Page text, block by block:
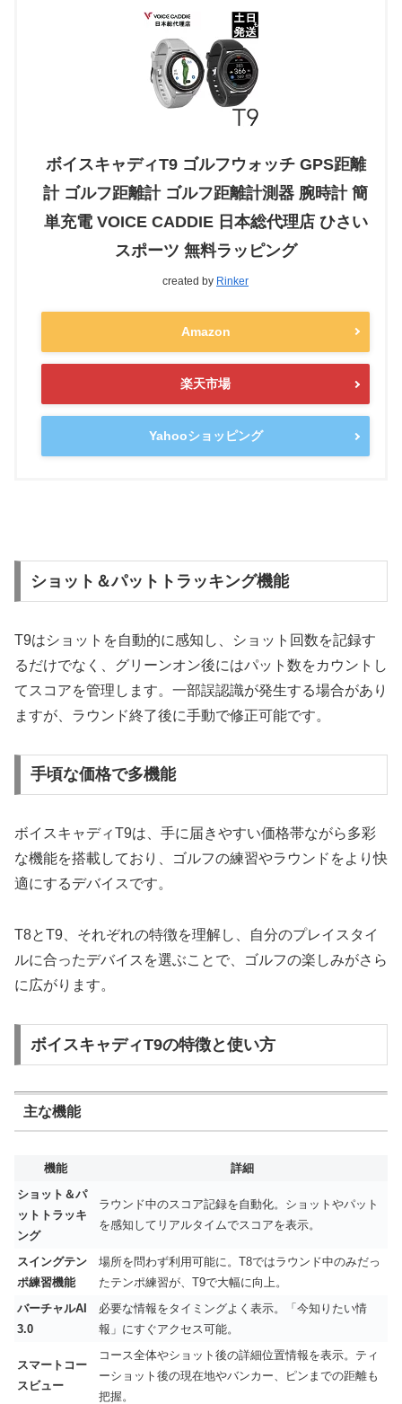
ボイスキャディT9 ゴルフウォッチ GPS距離
計 ゴルフ距離計 ゴルフ距離計測器 腕時計 簡
単充電 VOICE CADDIE 日本総代理店 ひさい
スポーツ 無料ラッピング
created by Rinker
Amazon
楽天市場
Yahooショッピング
ショット＆パットトラッキング機能
T9はショットを自動的に感知し、ショット回数を記録す
るだけでなく、グリーンオン後にはパット数をカウントし
てスコアを管理します。一部誤認識が発生する場合があり
ますが、ラウンド終了後に手動で修正可能です。
手頃な価格で多機能
ボイスキャディT9は、手に届きやすい価格帯ながら多彩
な機能を搭載しており、ゴルフの練習やラウンドをより快
適にするデバイスです。
T8とT9、それぞれの特徴を理解し、自分のプレイスタイ
ルに合ったデバイスを選ぶことで、ゴルフの楽しみがさら
に広がります。
ボイスキャディT9の特徴と使い方
主な機能
機能
詳細
ショット＆パ
ットトラッキ
ング
ラウンド中のスコア記録を自動化。ショットやパット
を感知してリアルタイムでスコアを表示。
スイングテン
ポ練習機能
場所を問わず利用可能に。T8ではラウンド中のみだっ
たテンポ練習が、T9で大幅に向上。
バーチャルAI
3.0
必要な情報をタイミングよく表示。「今知りたい情
報」にすぐアクセス可能。
スマートコー
スビュー
コース全体やショット後の詳細位置情報を表示。ティ
ーショット後の現在地やバンカー、ピンまでの距離も
把握。